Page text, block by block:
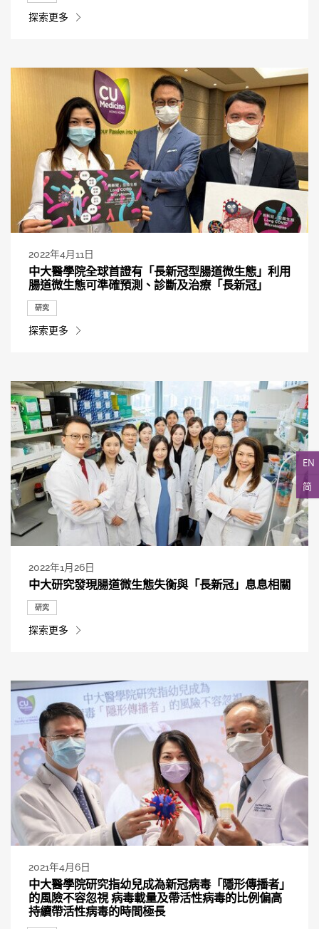
EN
简
探索更多
2022年4月11日
中大醫學院全球首證有「長新冠型腸道微生態」利用
腸道微生態可準確預測、診斷及治療「長新冠」
研究
探索更多
2022年1月26日
中大研究發現腸道微生態失衡與「長新冠」息息相關
研究
探索更多
2021年4月6日
中大醫學院研究指幼兒成為新冠病毒「隱形傳播者」
的風險不容忽視 病毒載量及帶活性病毒的比例偏高
持續帶活性病毒的時間極長